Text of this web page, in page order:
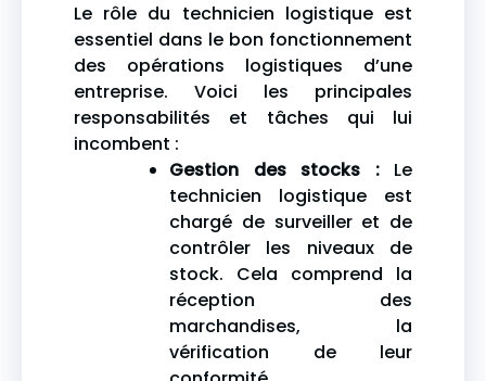
Le rôle du technicien logistique est
essentiel dans le bon fonctionnement
des opérations logistiques d’une
entreprise. Voici les principales
responsabilités et tâches qui lui
incombent :
Gestion des stocks :Le
technicien logistique est
chargé de surveiller et de
contrôler les niveaux de
stock. Cela comprend la
réception des
marchandises, la
vérification de leur